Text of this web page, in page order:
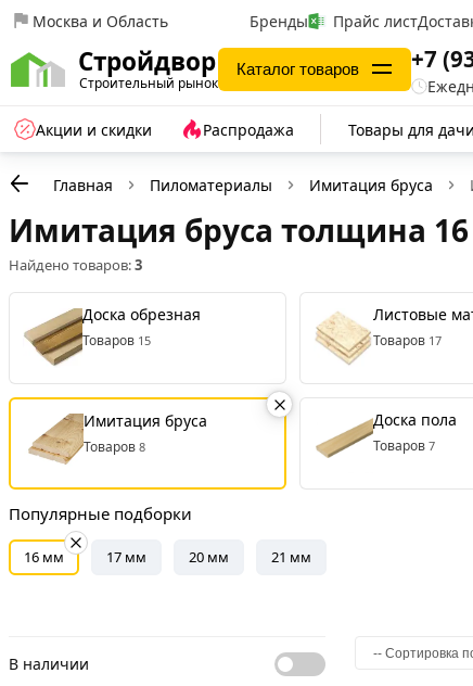
Москва и Область Бренды Прайс лист
Стройдвор
Строительный рынок
Каталог товаров +7
Акции и скидки Распродажа Товары для дачи
Главная Пиломатериалы Имитация бруса
Имитация бруса толщина
Найдено товаров:3
Доска обрезная
Товаров 15
Листовые
Товаров 17
Имитация бруса
Товаров 8
Доска пола
Товаров 7
Популярные подборки
16 мм 17 мм 20 мм 21 мм
В наличии